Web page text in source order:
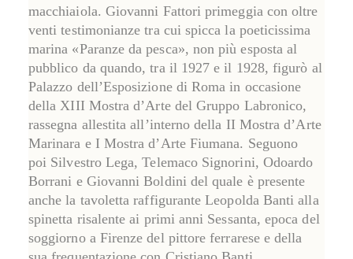
macchiaiola. Giovanni Fattori primeggia con oltre
venti testimonianze tra cui spicca la poeticissima
marina «Paranze da pesca», non più esposta al
pubblico da quando, tra il 1927 e il 1928, figurò al
Palazzo dell’Esposizione di Roma in occasione
della XIII Mostra d’Arte del Gruppo Labronico,
rassegna allestita all’interno della II Mostra d’Arte
Marinara e I Mostra d’Arte Fiumana. Seguono
poi Silvestro Lega,Telemaco Signorini, Odoardo
Borrani e Giovanni Boldini del quale è presente
anche la tavoletta raffigurante Leopolda Banti alla
spinetta risalente ai primi anni Sessanta, epoca del
soggiorno a Firenze del pittore ferrarese e della